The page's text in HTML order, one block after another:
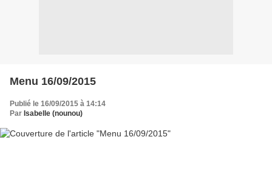
Menu 16/09/2015
Publié le 16/09/2015 à 14:14
Par Isabelle (nounou)